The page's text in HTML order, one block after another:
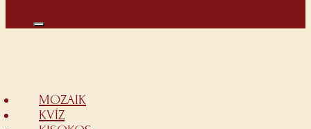
MOZAIK
KVÍZ